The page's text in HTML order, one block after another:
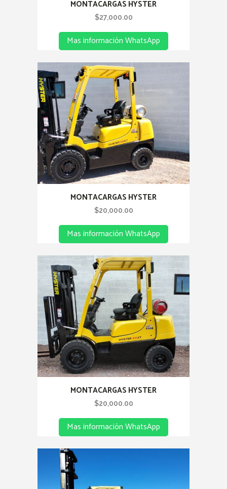
MONTACARGAS HYSTER
$27,000.00
Mas información WhatsApp
MONTACARGAS HYSTER
$20,000.00
Mas información WhatsApp
MONTACARGAS HYSTER
$20,000.00
Mas información WhatsApp